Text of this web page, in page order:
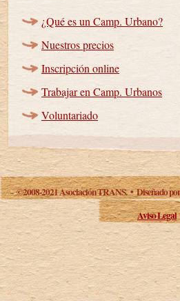
¿Qué es un Camp. Urbano?
Nuestros precios
Inscripción online
Trabajar en Camp. Urbanos
Voluntariado
©2008-2021 Asociación TRANS. • Diseñado
Aviso Legal